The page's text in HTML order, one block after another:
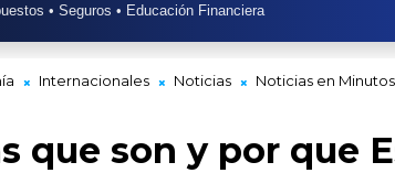
• Seguros • Educación Financiera
Internacionales Noticias Noticias en Minutos
que son y por que